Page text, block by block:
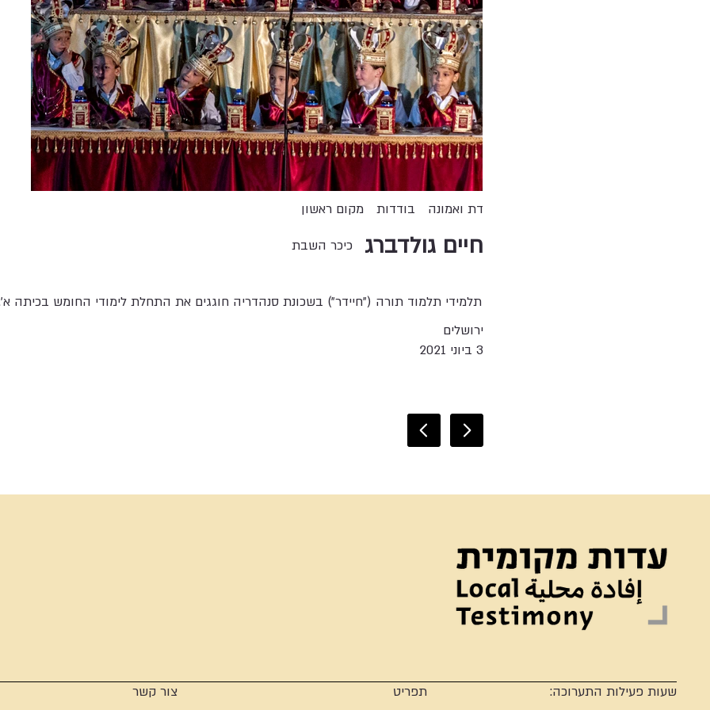
מקום ראשון בודדות דת ואמונה
חיים גולדברג כיכר השבת
תלמידי תלמוד תורה ("חיידר") בשכונת סנהדריה חוגגים את התחלת לימודי החומש בכיתה
ירושלים
3 ביוני 2021
שעות פעילות התערוכה: תפריט צור קשר